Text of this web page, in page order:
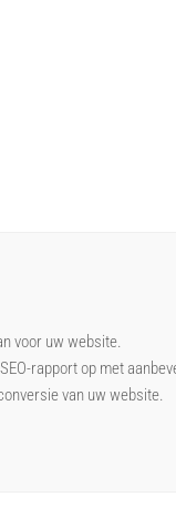
voor uw website.
rapport op met
van uw website.